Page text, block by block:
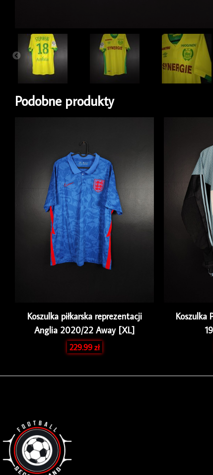
Podobne produkty
Koszulka piłkarska reprezentacji
Anglia 2020/22 Away [XL]
229.99zł
Koszulka